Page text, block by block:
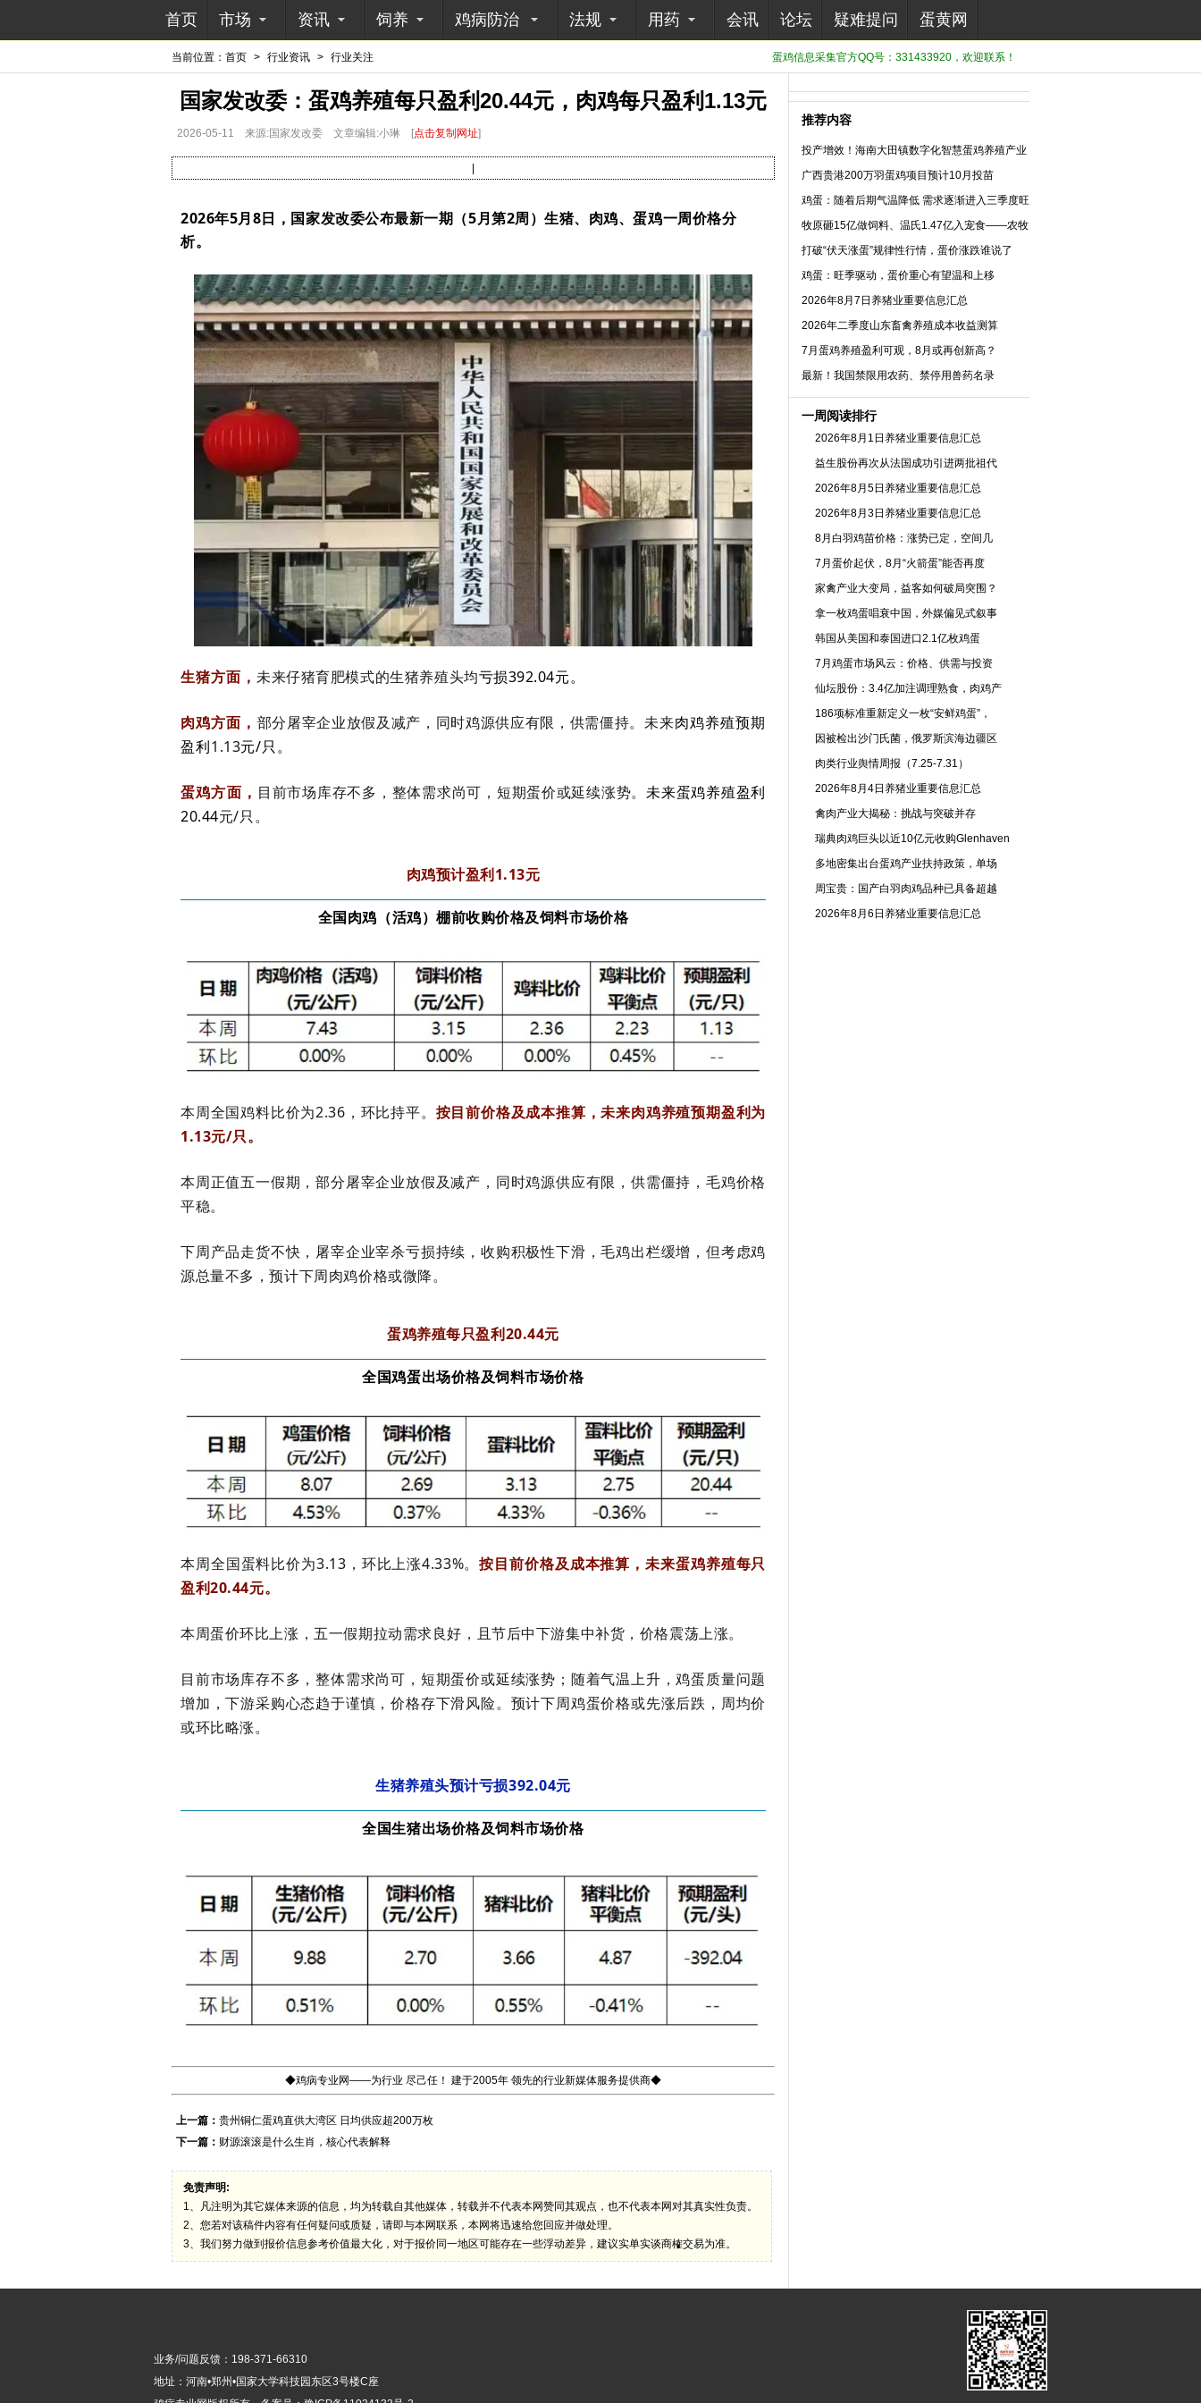
首页 市场 资讯 饲养 鸡病防治 法规 用药 会讯 论坛 疑难提问 蛋黄网
蛋鸡信息采集官方QQ号：331433920，欢迎联系！
当前位置： 首页 > 行业资讯 > 行业关注
国家发改委：蛋鸡养殖每只盈利20.44元，肉鸡每只盈利1.13元
2026-05-11 来源:国家发改委 文章编辑:小琳 [点击复制网址]
2026年5月8日，国家发改委公布最新一期（5月第2周）生猪、肉鸡、蛋鸡一周价格分
析。
生猪方面， 未来仔猪育肥模式的生猪养殖头均亏损392.04元。
肉鸡方面， 部分屠宰企业放假及减产，同时鸡源供应有限，供需僵持。未来肉鸡养殖预期
盈利1.13元/只。
蛋鸡方面， 目前市场库存不多，整体需求尚可，短期蛋价或延续涨势。未来蛋鸡养殖盈利
20.44元/只。
肉鸡预计盈利1.13元
全国肉鸡（活鸡）棚前收购价格及饲料市场价格
本周全国鸡料比价为2.36，环比持平。 按目前价格及成本推算，未来肉鸡养殖预期盈利为
1.13元/只。
本周正值五一假期，部分屠宰企业放假及减产，同时鸡源供应有限，供需僵持，毛鸡价格
平稳。
下周产品走货不快，屠宰企业宰杀亏损持续，收购积极性下滑，毛鸡出栏缓增，但考虑鸡
源总量不多，预计下周肉鸡价格或微降。
蛋鸡养殖每只盈利20.44元
全国鸡蛋出场价格及饲料市场价格
本周全国蛋料比价为3.13，环比上涨4.33%。按目前价格及成本推算，未来蛋鸡养殖每只
盈利20.44元。
本周蛋价环比上涨，五一假期拉动需求良好，且节后中下游集中补货，价格震荡上涨。
目前市场库存不多，整体需求尚可，短期蛋价或延续涨势；随着气温上升，鸡蛋质量问题
增加，下游采购心态趋于谨慎，价格存下滑风险。预计下周鸡蛋价格或先涨后跌，周均价
或环比略涨。
生猪养殖头预计亏损392.04元
全国生猪出场价格及饲料市场价格
◆鸡病专业网——为行业 尽己任！ 建于2005年 领先的行业新媒体服务提供商◆
上一篇： 贵州铜仁蛋鸡直供大湾区 日均供应超200万枚
下一篇： 财源滚滚是什么生肖，核心代表解释
免责声明:
1、凡注明为其它媒体来源的信息，均为转载自其他媒体，转载并不代表本网赞同其观点，也不代表本网对其真实性负责。
2、您若对该稿件内容有任何疑问或质疑，请即与本网联系，本网将迅速给您回应并做处理。
3、我们努力做到报价信息参考价值最大化，对于报价同一地区可能存在一些浮动差异，建议实单实谈商榷交易为准。
推荐内容
投产增效！海南大田镇数字化智慧蛋鸡养殖产业
园正式投产
广西贵港200万羽蛋鸡项目预计10月投苗
鸡蛋：随着后期气温降低 需求逐渐进入三季度旺
季
牧原砸15亿做饲料、温氏1.47亿入宠食——农牧
企业的“第二战场”全面开打
打破“伏天涨蛋”规律性行情，蛋价涨跌谁说了
算？
鸡蛋：旺季驱动，蛋价重心有望温和上移
2026年8月7日养猪业重要信息汇总
2026年二季度山东畜禽养殖成本收益测算
7月蛋鸡养殖盈利可观，8月或再创新高？
最新！我国禁限用农药、禁停用兽药名录
（2026）
一周阅读排行
2026年8月1日养猪业重要信息汇总
益生股份再次从法国成功引进两批祖代
2026年8月5日养猪业重要信息汇总
2026年8月3日养猪业重要信息汇总
8月白羽鸡苗价格：涨势已定，空间几
7月蛋价起伏，8月“火箭蛋”能否再度
家禽产业大变局，益客如何破局突围？
拿一枚鸡蛋唱衰中国，外媒偏见式叙事
韩国从美国和泰国进口2.1亿枚鸡蛋
7月鸡蛋市场风云：价格、供需与投资
仙坛股份：3.4亿加注调理熟食，肉鸡产
186项标准重新定义一枚“安鲜鸡蛋”，
因被检出沙门氏菌，俄罗斯滨海边疆区
肉类行业舆情周报（7.25-7.31）
2026年8月4日养猪业重要信息汇总
禽肉产业大揭秘：挑战与突破并存
瑞典肉鸡巨头以近10亿元收购Glenhaven
多地密集出台蛋鸡产业扶持政策，单场
周宝贵：国产白羽肉鸡品种已具备超越
2026年8月6日养猪业重要信息汇总
业务/问题反馈：198-371-66310
地址：河南•郑州•国家大学科技园东区3号楼C座